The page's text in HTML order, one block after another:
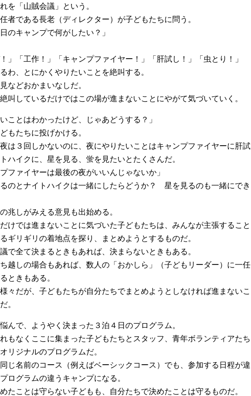
を「山賊会議」という。
者である長老（ディレクター）が子どもたちに問う。
日のキャンプで何がしたい？」
！」「工作！」「キャンプファイヤー！」「肝試し！」「虫とり！」
わ、とにかくやりたいことを絶叫する。
などおかまいなしだ。
叫しているだけではこの場が進まないことにやがて気づいていく。
いことはわかったけど、じゃあどうする？」
もたちに投げかける。
は３回しかないのに、夜にやりたいことはキャンプファイヤーに肝試
ハイクに、星を見る、蛍を見たいとたくさんだ。
プファイヤーは最後の夜がいいんじゃないか」
るのとナイトハイクは一緒にしたらどうか？ 星を見るのも一緒にでき
兆しがみえる意見も出始める。
けでは進まないことに気づいた子どもたちは、みんなが主張すること
ギリギリの着地点を探り、まとめようとするものだ。
で全て決まるときもあれば、決まらないときもある。
越しの場合もあれば、数人の「おかしら」（子どもリーダー）に一任
ときもある。
々だが、子どもたちが自分たちでまとめようとしなければ進まないこ
。
んで、ようやく決まった３泊４日のプログラム。
もなくここに集まった子どもたちとスタッフ、青年ボランティアたち
リジナルのプログラムだ。
じ名前のコース（例えばベーシックコース）でも、参加する日程が違
ログラムの違うキャンプになる。
たことは守らない子どもも、自分たちで決めたことは守るものだ。